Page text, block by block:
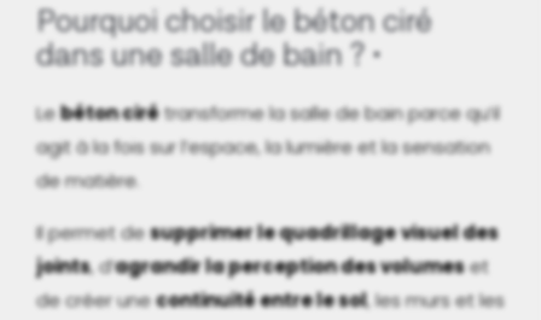
Pourquoi choisir le béton ciré
dans une salle de bain ?
Lebéton cirétransforme la salle de bain parce qu’il
agit à la fois sur l’espace, la lumière et la sensation
de matière.
Il permet desupprimer le quadrillagevisuel des
joints, d’agrandir la perception des volumeset
de créer unecontinuité entre le sol, les murs et les